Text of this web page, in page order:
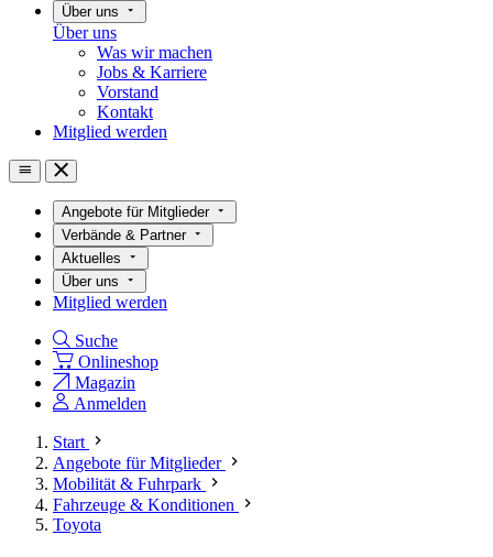
Über uns
Über uns
Was wir machen
Jobs & Karriere
Vorstand
Kontakt
Mitglied werden
Angebote für Mitglieder
Verbände & Partner
Aktuelles
Über uns
Mitglied werden
Suche
Onlineshop
Magazin
Anmelden
Start
Angebote für Mitglieder
Mobilität & Fuhrpark
Fahrzeuge & Konditionen
Toyota